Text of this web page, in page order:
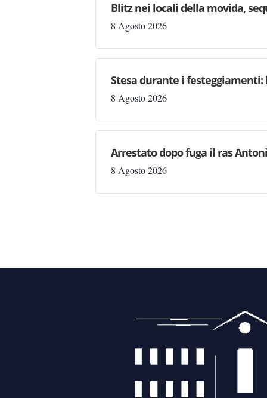
Blitz nei locali della movida,
8 Agosto 2026
Stesa durante i
8 Agosto 2026
Arrestato dopo fuga il ras
8 Agosto 2026